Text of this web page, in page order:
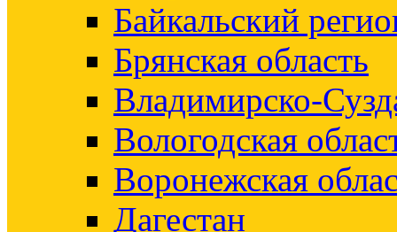
Байкальский
Брянская область
Владимирско-
Вологодская
Воронежская
Дагестан